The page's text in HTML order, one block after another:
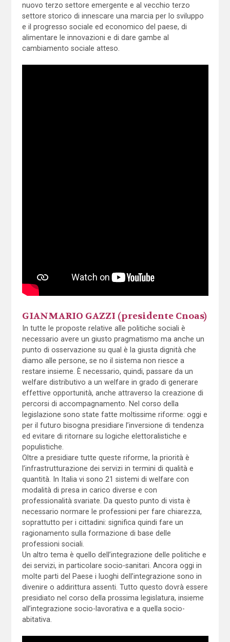
nuovo terzo settore emergente e al vecchio terzo
settore storico di innescare una marcia per lo sviluppo
e il progresso sociale ed economico del paese, di
alimentare le innovazioni e di dare gambe al
cambiamento sociale atteso.
GIANMARIO GAZZI (presidente Cnoas)
In tutte le proposte relative alle politiche sociali è
necessario avere un giusto pragmatismo ma anche un
punto di osservazione su qual è la giusta dignità che
diamo alle persone, se no il sistema non riesce a
restare insieme. È necessario, quindi, passare da un
welfare distributivo a un welfare in grado di generare
effettive opportunità, anche attraverso la creazione di
percorsi di accompagnamento. Nel corso della
legislazione sono state fatte moltissime riforme: oggi e
per il futuro bisogna presidiare l’inversione di tendenza
ed evitare di ritornare su logiche elettoralistiche e
populistiche.
Oltre a presidiare tutte queste riforme, la priorità è
l’infrastrutturazione dei servizi in termini di qualità e
quantità. In Italia vi sono 21 sistemi di welfare con
modalità di presa in carico diverse e con
professionalità svariate. Da questo punto di vista è
necessario normare le professioni per fare chiarezza,
soprattutto per i cittadini: significa quindi fare un
ragionamento sulla formazione di base delle
professioni sociali.
Un altro tema è quello dell’integrazione delle politiche e
dei servizi, in particolare socio-sanitari. Ancora oggi in
molte parti del Paese i luoghi dell’integrazione sono in
divenire o addirittura assenti. Tutto questo dovrà essere
presidiato nel corso della prossima legislatura, insieme
all’integrazione socio-lavorativa e a quella socio-
abitativa.